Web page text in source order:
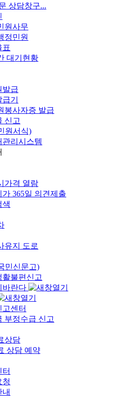
상담창구...
원사무
정민원
표
대기현황
발급
기
봉사자증 발급
신고
원서식)
관리시스템
가격 열람
365일 의견제출
색
유지 도로
민신문고)
불편신고
바란다
센터
부정수급 신고
상담
상담 예약
청